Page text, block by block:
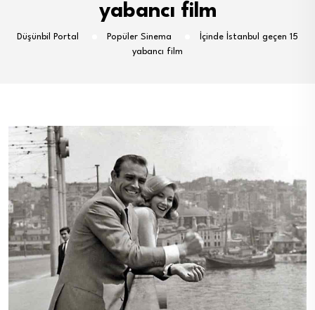
yabancı film
Düşünbil Portal Popüler Sinema
İçinde İstanbul geçen 15
yabancı film